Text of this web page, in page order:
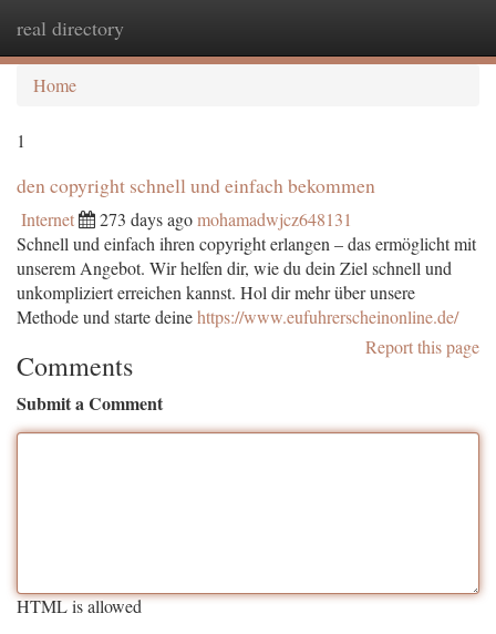
real directory
Home
1
den copyright schnell und einfach bekommen
Internet 273 days agomohamadwjcz648131
Schnell und einfach ihren copyright erlangen – das ermöglicht mit
unserem Angebot. Wir helfen dir, wie du dein Ziel schnell und
unkompliziert erreichen kannst. Hol dir mehr über unsere
Methode und starte deinehttps://www.eufuhrerscheinonline.de/
Report this page
Comments
Submit a Comment
HTML is allowed